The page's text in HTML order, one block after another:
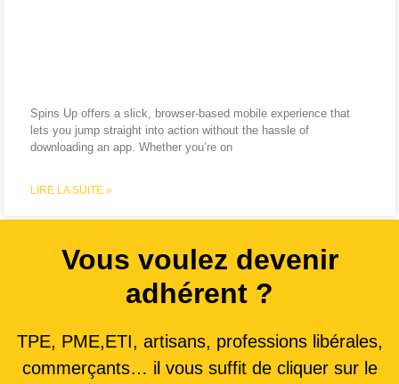
Spins Up offers a slick, browser‑based mobile experience that
lets you jump straight into action without the hassle of
downloading an app. Whether you’re on
LIRE LA SUITE »
Vous voulez devenir
adhérent ?
TPE, PME,ETI, artisans, professions libérales,
commerçants… il vous suffit de cliquer sur le